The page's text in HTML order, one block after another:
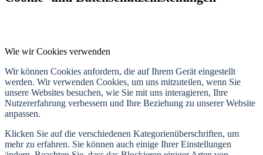
Wie wir Cookies verwenden
Wir können Cookies anfordern, die auf Ihrem Gerät eingestellt
werden. Wir verwenden Cookies, um uns mitzuteilen, wenn Sie
unsere Websites besuchen, wie Sie mit uns interagieren, Ihre
Nutzererfahrung verbessern und Ihre Beziehung zu unserer Website
anpassen.
Klicken Sie auf die verschiedenen Kategorienüberschriften, um
mehr zu erfahren. Sie können auch einige Ihrer Einstellungen